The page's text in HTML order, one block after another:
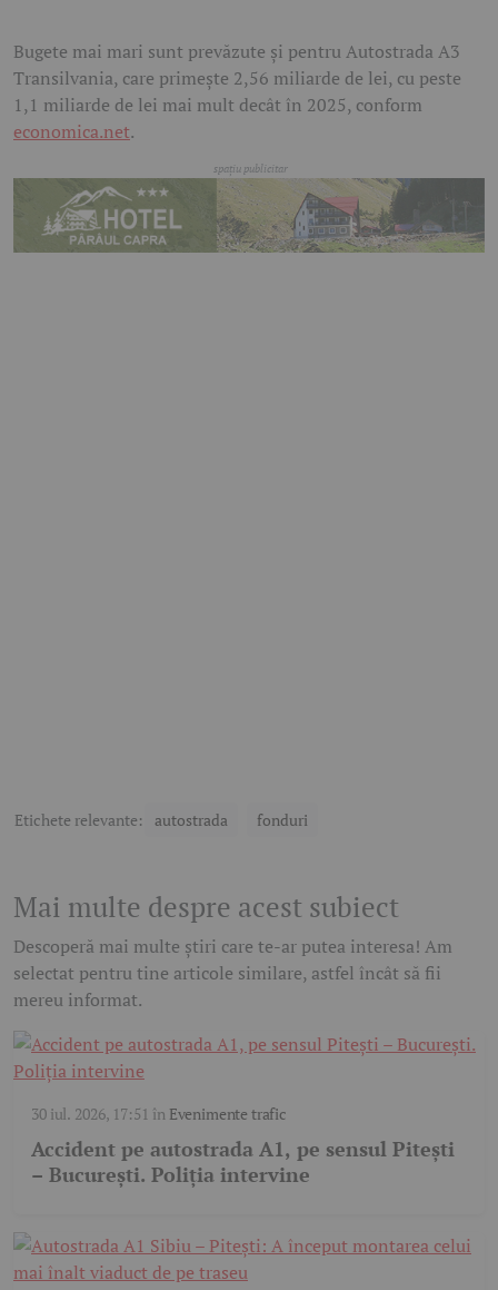
Bugete mai mari sunt prevăzute și pentru Autostrada A3
Transilvania, care primește 2,56 miliarde de lei, cu peste
1,1 miliarde de lei mai mult decât în 2025, conform
economica.net.
Etichete relevante: autostrada fonduri
Mai multe despre acest subiect
Descoperă mai multe știri care te-ar putea interesa! Am
selectat pentru tine articole similare, astfel încât să fii
mereu informat.
30 iul. 2026, 17:51 în Evenimente trafic
Accident pe autostrada A1, pe sensul Pitești
– București. Poliția intervine